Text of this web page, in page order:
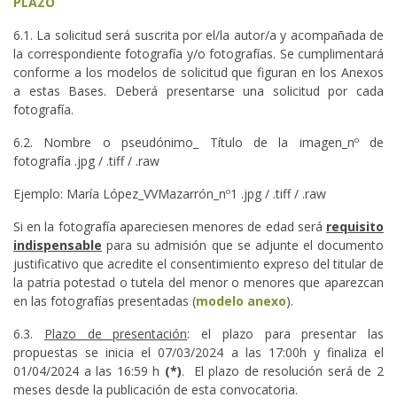
6.1. La solicitud será suscrita por el/la autor/a y acompañada de
la correspondiente fotografía y/o fotografías. Se cumplimentará
conforme a los modelos de solicitud que figuran en los Anexos
a estas Bases. Deberá presentarse una solicitud por cada
fotografía.
6.2. Nombre o pseudónimo_ Título de la imagen_nº de
fotografía .jpg / .tiff / .raw
Ejemplo: María López_VVMazarrón_nº1 .jpg / .tiff / .raw
Si en la fotografía apareciesen menores de edad será requisito
indispensable para su admisión que se adjunte el documento
justificativo que acredite el consentimiento expreso del titular de
la patria potestad o tutela del menor o menores que aparezcan
en las fotografías presentadas (modelo anexo).
6.3. Plazo de presentación: el plazo para presentar las
propuestas se inicia el 07/03/2024 a las 17:00h y finaliza el
01/04/2024 a las 16:59 h (*). El plazo de resolución será de 2
meses desde la publicación de esta convocatoria.